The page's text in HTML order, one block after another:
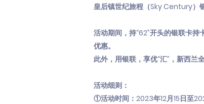
皇后镇世纪旅程（Sky Century）
活动期间，持“62”开头的银联卡
优惠。
此外，用银联，享优“汇”，新西兰
活动细则：
①活动时间：2023年12月15日至